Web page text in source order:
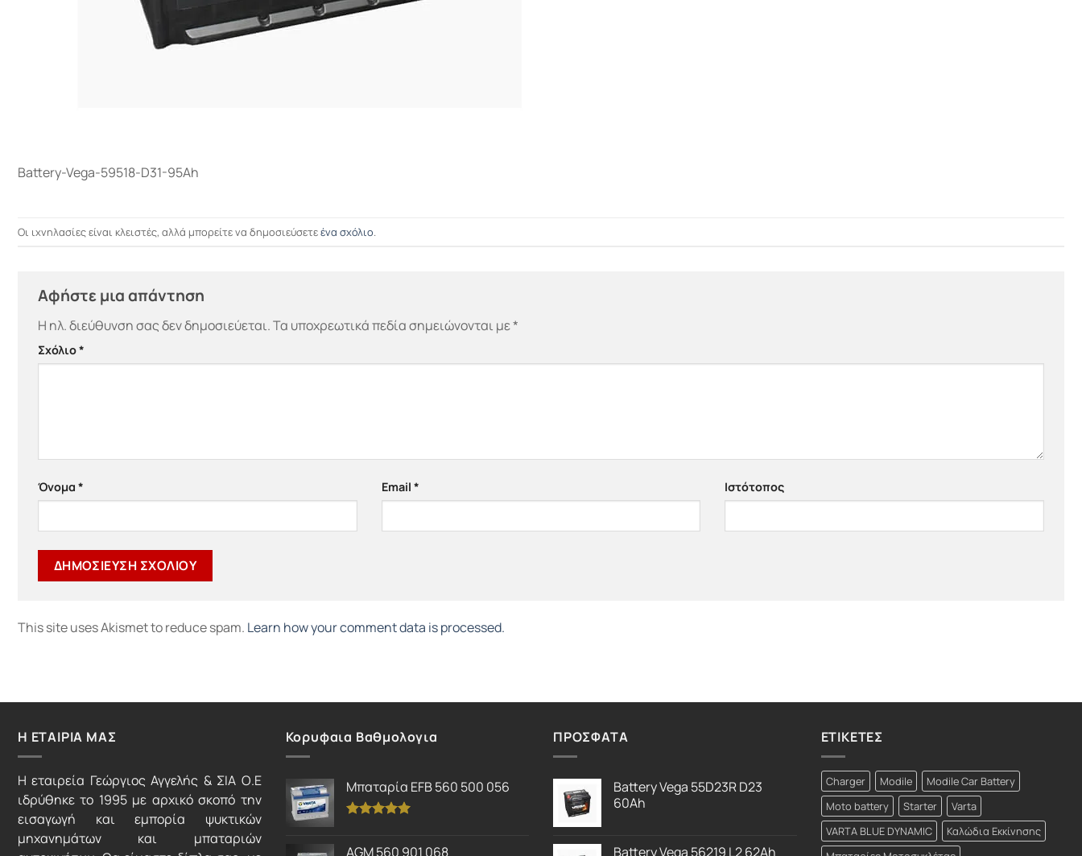
Battery-Vega-59518-D31-95Ah
Οι ιχνηλασίες είναι κλειστές, αλλά μπορείτε να δημοσιεύσετεένα σχόλιο.
Αφήστε μια απάντηση
Η ηλ. διεύθυνση σας δεν δημοσιεύεται.Τα υποχρεωτικά πεδία σημειώνονται με*
Σχόλιο*
Όνομα * Email * Ιστότοπος
This site uses Akismet to reduce spam. Learn how your comment data is processed.
Η ΕΤΑΙΡΙΑ ΜΑΣ
Η εταιρεία Γεώργιος Αγγελής & ΣΙΑ Ο.Ε
ιδρύθηκε το 1995 με αρχικό σκοπό την
εισαγωγή και εμπορία ψυκτικών
μηχανημάτων και μπαταριών
Κορυφαια Βαθμολογια
Μπαταρία EFB 560 500 056
από 5
AGM 560 901 068
ΠΡΟΣΦΑΤΑ
Battery Vega 55D23R D23
60Ah
Battery Vega 56219 L2 62Ah
ΕΤΙΚΕΤΕΣ
Charger Modile
Modile Car Battery
Moto battery
Starter
Varta
VARTA BLUE DYNAMIC
Καλώδια Εκκίνησης